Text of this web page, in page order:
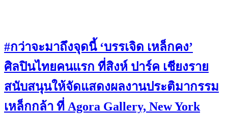
#กว่าจะมาถึงจุดนี้ ‘บรรเจิด เหล็กคง’
ศิลปินไทยคนแรก ที่สิงห์ ปาร์ค เชียงราย
สนับสนุนให้จัดแสดงผลงานประติมากรรม
เหล็กกล้า ที่ Agora Gallery, New York